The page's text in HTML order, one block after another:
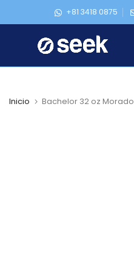
contenido
+81 3418 0875
Inicio Bachelor 32 oz Morado